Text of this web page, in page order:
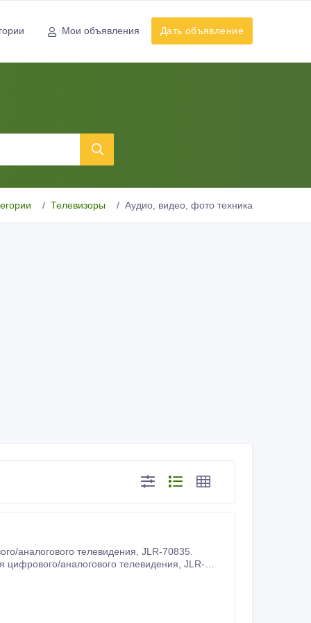
Мои объявления Дать объявление
Телевизоры Аудио, видео, фото техника
телевидения, JLR-70835.
аналогового телевидения, JLR-